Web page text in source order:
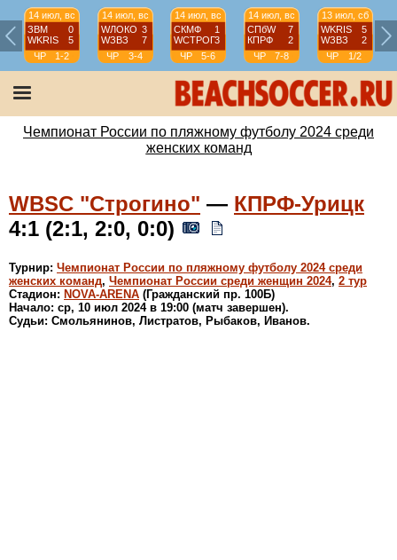
14 июл, вс
ЗВМ
0
WKRIS
5
ЧР
1-2
14 июл, вс
WЛОКО 3
WЗВЗ
7
ЧР
3-4
14 июл, вс
СКМФ
1
WCТРОГ3
ЧР
5-6
14 июл, вс
СПбW
7
КПРФ
2
ЧР
7-8
13 июл, сб
WKRIS
5
WЗВЗ
2
ЧР
1/2
Чемпионат России по пляжному футболу 2024 среди
женских команд
WBSC "Строгино" — КПРФ-Урицк
4:1 (2:1, 2:0, 0:0)
Турнир: Чемпионат России по пляжному футболу 2024 среди
женских команд, Чемпионат России среди женщин 2024, 2 тур
Стадион: NOVA-ARENA (Гражданский пр. 100Б)
Начало: ср, 10 июл 2024 в 19:00 (матч завершен).
Судьи: Смольянинов, Листратов, Рыбаков, Иванов.